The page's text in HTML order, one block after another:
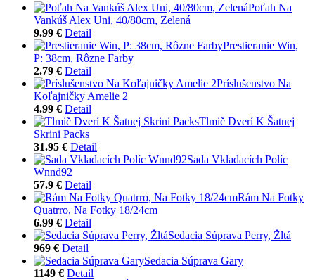
Poťah Na
Vankúš Alex Uni, 40/80cm, Zelená
9.99 € Detail
Prestieranie Win,
P: 38cm, Rôzne Farby
2.79 € Detail
Príslušenstvo Na
Koľajničky Amelie 2
4.99 € Detail
Tlmič Dverí K Šatnej
Skrini Packs
31.95 € Detail
Sada Vkladacích Políc
Wnnd92
57.9 € Detail
Rám Na Fotky
Quatrro, Na Fotky 18/24cm
6.99 € Detail
Sedacia Súprava Perry, Žltá
969 € Detail
Sedacia Súprava Gary
1149 € Detail